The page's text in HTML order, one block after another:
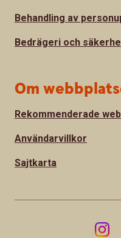
Behandling av
Bedrägeri och
Om
Rekommenderade
Användarvillkor
Sajtkarta